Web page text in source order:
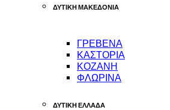
ΔΥΤΙΚΗ ΜΑΚΕΔΟΝΙΑ
ΓΡΕΒΕΝΑ
ΚΑΣΤΟΡΙΑ
ΚΟΖΑΝΗ
ΦΛΩΡΙΝΑ
ΔΥΤΙΚΗ ΕΛΛΑΔΑ